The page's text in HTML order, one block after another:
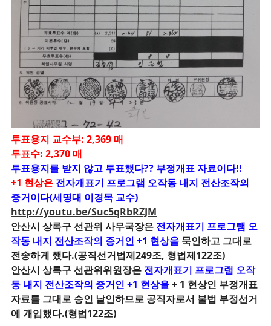
투표용지 교수부: 2,369 매
투표수: 2,370 매
투표용지를 받지 않고 투표했다?? 부정개표 자료이다!!
+1 현상은 전자개표기 프로그램 오작동 내지 전산조작의
증거이다(세명대 이경목 교수)
http://youtu.be/Suc5qRbRZJM
안산시 상록구 선관위 사무국장은 전자개표기 프로그램 오
작동 내지 전산조작의 증거인 +1 현상을 묵인하고 그대로
전송하게 했다.(공직선거법제249조, 형법제122조)
안산시 상록구 선관위위원장은 전자개표기 프로그램 오작
동 내지 전산조작의 증거인 +1 현상을+ 1 현상인 부정개표
자료를 그대로 승인 날인하므로 공직자로서 불법 부정선거
에 개입했다.(형법122조)